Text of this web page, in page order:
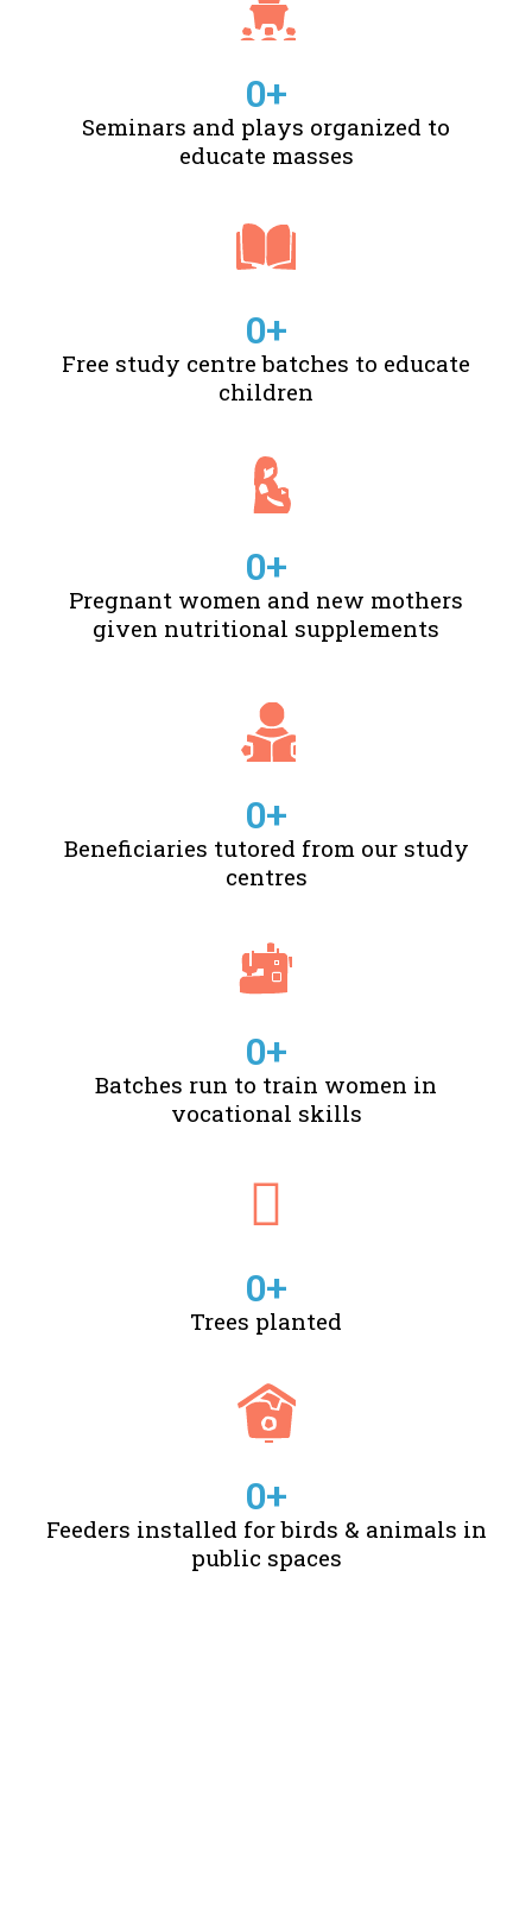
Seminars and plays organized to
educate masses
0+
Free study centre batches to educate
children
0+
Pregnant women and new mothers
given nutritional supplements
0+
Beneficiaries tutored from our study
centres
0+
Batches run to train women in
vocational skills
0+
Trees planted
0+
Feeders installed for birds & animals in
public spaces
0+